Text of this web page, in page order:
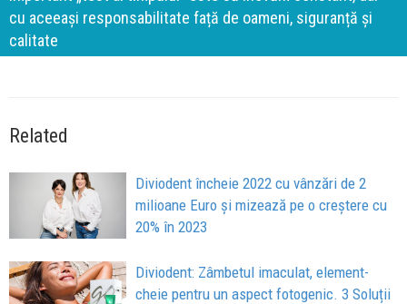
cu aceeași responsabilitate față de oameni, siguranță și
calitate
Related
Diviodent încheie 2022 cu vânzări de 2
milioane Euro și mizează pe o creștere cu
20% în 2023
Diviodent: Zâmbetul imaculat, element-
cheie pentru un aspect fotogenic. 3 Soluții